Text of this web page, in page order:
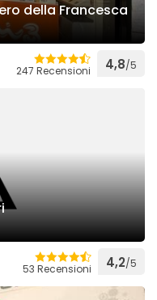
della Francesca
247 Recensioni 4,8/5
53 Recensioni 4,2/5